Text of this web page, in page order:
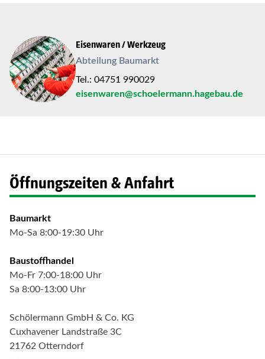
Eisenwaren / Werkzeug
Abteilung Baumarkt
Tel.: 04751 990029
eisenwaren@schoelermann.hagebau.de
Öffnungszeiten & Anfahrt
Baumarkt
Mo-Sa 8:00-19:30 Uhr
Baustoffhandel
Mo-Fr 7:00-18:00 Uhr
Sa 8:00-13:00 Uhr
Schölermann GmbH & Co. KG
Cuxhavener Landstraße 3C
21762 Otterndorf